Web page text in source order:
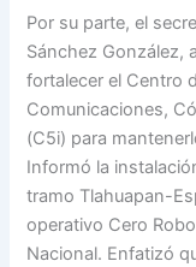
Por su parte, el
Sánchez González,
fortalecer el Centro
Comunicaciones,
(C5i) para
Informó la
tramo Tlahuapan-
operativo Cero
Nacional. Enfatizó